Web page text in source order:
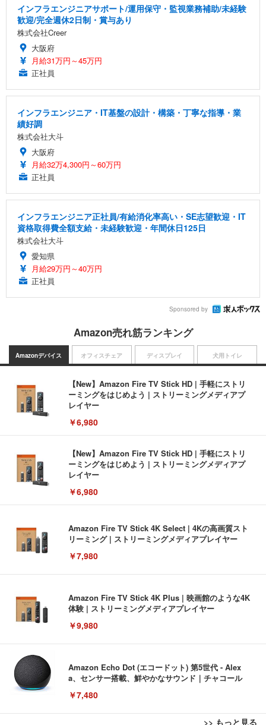
インフラエンジニアサポート/運用保守・監視業務補助/未経験
歓迎/完全週休2日制・賞与あり
株式会社Creer
大阪府
月給31万円～45万円
正社員
インフラエンジニア・IT基盤の設計・構築・丁寧な指導・業
績好調
株式会社大斗
大阪府
月給32万4,300円～60万円
正社員
インフラエンジニア正社員/有給消化率高い・SE志望歓迎・IT
資格取得費全額支給・未経験歓迎・年間休日125日
株式会社大斗
愛知県
月給29万円～40万円
正社員
Sponsored by
Amazon売れ筋ランキング
Amazonデバイス
【New】Amazon Fire TV Stick HD | 手軽にストリ
ーミングをはじめよう | ストリーミングメディアプ
レイヤー
￥6,980
【New】Amazon Fire TV Stick HD | 手軽にストリ
ーミングをはじめよう | ストリーミングメディアプ
レイヤー
￥6,980
Amazon Fire TV Stick 4K Select | 4Kの高画質スト
リーミング | ストリーミングメディアプレイヤー
￥7,980
Amazon Fire TV Stick 4K Plus | 映画館のような4K
体験 | ストリーミングメディアプレイヤー
￥9,980
Amazon Echo Dot (エコードット) 第5世代 - Alex
a、センサー搭載、鮮やかなサウンド｜チャコール
￥7,480
>> もっと見る
オフィスチェア ディスプレイ 犬用トイレ